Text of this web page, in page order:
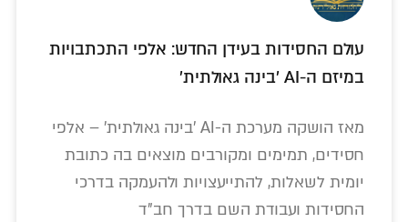
עולם החסידות בעידן החדש: אלפי התכתבויות
במיזם ה-AI 'בינה גאולתית'
מאז הושקה מערכת ה-AI 'בינה גאולתית' – אלפי
חסידים, תמימים ומקורבים מוצאים בה כתובת
יומית לשאלות, להתייעצויות ולהעמקה בדרכי
החסידות ועבודת השם בדרך חב"ד